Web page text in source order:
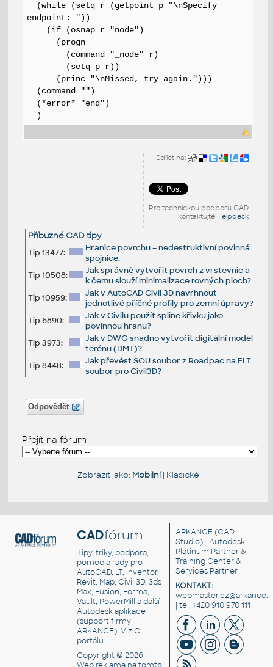
(while (setq r (getpoint p "\nSpecify
endpoint: "))
(if (osnap r "node")
(progn
(command "_node" r)
(setq p r))
(princ "\nMissed, try again.")))
(command "")
(*error* "end")
)
Sdílet na:
Pro technickou podporu CAD
kontaktujte Helpdesk
Příbuzné CAD tipy:
Tip 13477:
Hranice povrchu – nedestruktivní povinná
spojnice.
Tip 10508:
Jak správně vytvořit povrch z vrstevnic a
k čemu slouží minimalizace rovných ploch?
Tip 10959:
Jak v AutoCAD Civil 3D navrhnout
jednotlivé příčné profily pro zemní úpravy?
Tip 6890:
Jak v Civilu použít spline křivku jako
povinnou hranu?
Tip 3973:
Jak v DWG snadno vytvořit digitální model
terénu (DMT)?
Tip 8448:
Jak převést SOU soubor z Roadpac na FLT
soubor pro Civil3D?
Odpovědět
Přejít na fórum
Zobrazit jako: Mobilní| Klasické
CADfórum
Tipy, triky, podpora,
pomoc a rady pro
AutoCAD, LT, Inventor,
Revit, Map, Civil 3D, 3ds
Max, Fusion, Forma,
Vault, PowerMill a další
Autodesk aplikace
(support firmy
ARKANCE). VizO
portálu.
Copyright © 2026 |
ARKANCE (CAD
Studio) - Autodesk
Platinum Partner &
Training Center &
Services Partner
KONTAKT:
| tel. +420 910 970 111